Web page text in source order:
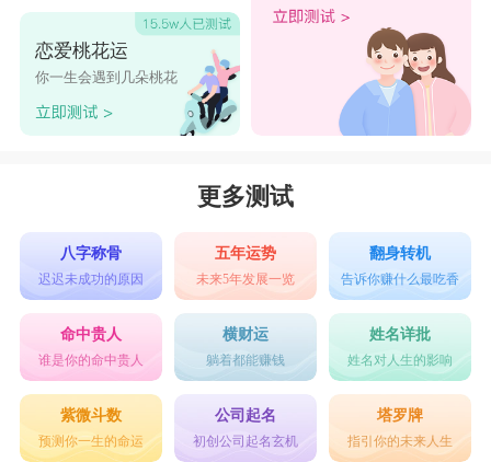
恋爱桃花运
你一生会遇到几朵桃花
更多测试
八字称骨
迟迟未成功的原因
五年运势
未来5年发展一览
翻身转机
告诉你赚什么最吃香
命中贵人
谁是你的命中贵人
横财运
躺着都能赚钱
姓名详批
姓名对人生的影响
紫微斗数
预测你一生的命运
公司起名
初创公司起名玄机
塔罗牌
指引你的未来人生